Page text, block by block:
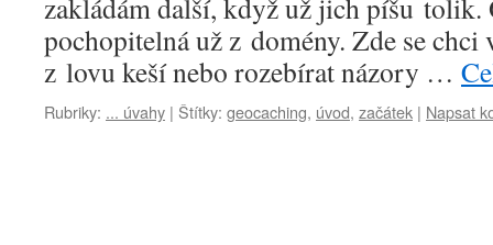
zakládám další, když už jich píšu tolik.
pochopitelná už z domény. Zde se chci
z lovu keší nebo rozebírat názory …
Rubriky: ... úvahy | Štítky: geocaching, úvod, začátek | Napsat